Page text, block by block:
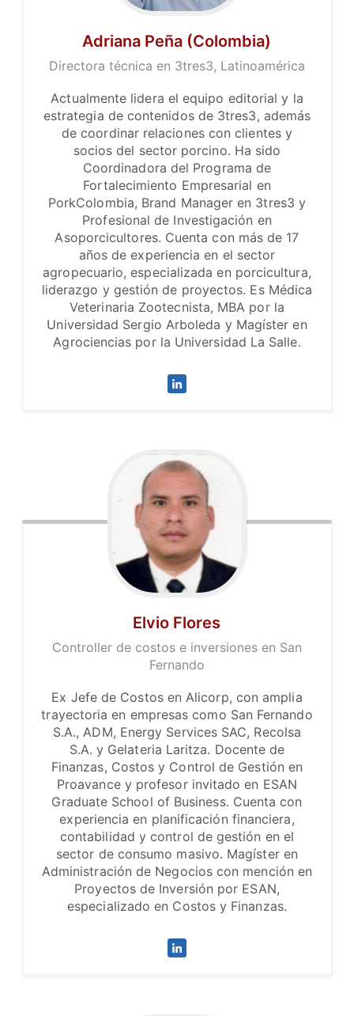
Adriana Peña (Colombia)
Directora técnica en 3tres3, Latinoamérica
Actualmente lidera el equipo editorial y la
estrategia de contenidos de 3tres3, además
de coordinar relaciones con clientes y
socios del sector porcino. Ha sido
Coordinadora del Programa de
Fortalecimiento Empresarial en
PorkColombia, Brand Manager en 3tres3 y
Profesional de Investigación en
Asoporcicultores. Cuenta con más de 17
años de experiencia en el sector
agropecuario, especializada en porcicultura,
liderazgo y gestión de proyectos. Es Médica
Veterinaria Zootecnista, MBA por la
Universidad Sergio Arboleda y Magíster en
Agrociencias por la Universidad La Salle.
Elvio Flores
Controller de costos e inversiones en San
Fernando
Ex Jefe de Costos en Alicorp, con amplia
trayectoria en empresas como San Fernando
S.A., ADM, Energy Services SAC, Recolsa
S.A. y Gelateria Laritza. Docente de
Finanzas, Costos y Control de Gestión en
Proavance y profesor invitado en ESAN
Graduate School of Business. Cuenta con
experiencia en planificación financiera,
contabilidad y control de gestión en el
sector de consumo masivo. Magíster en
Administración de Negocios con mención en
Proyectos de Inversión por ESAN,
especializado en Costos y Finanzas.